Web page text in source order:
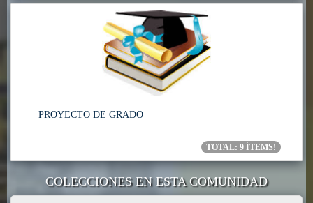
PROYECTO DE GRADO
TOTAL: 9 ÍTEMS!
COLECCIONES EN ESTA COMUNIDAD